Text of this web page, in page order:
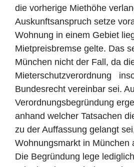
die vorherige Miethöhe
Auskunftsanspruch setze
Wohnung in einem Gebiet
Mietpreisbremse gelte. Das
München nicht der Fall, da
Mieterschutzverordnung
Bundesrecht vereinbar sei.
Verordnungsbegründung
anhand welcher Tatsachen
zu der Auffassung gelangt
Wohnungsmarkt in München
Die Begründung lege